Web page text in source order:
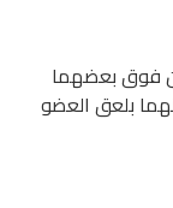
فوق بعضهما
بلعق العضو